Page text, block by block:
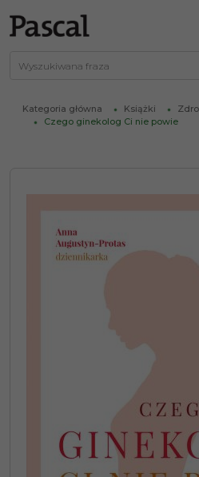
Kategoria główna Książki
Czego ginekolog Ci nie powie